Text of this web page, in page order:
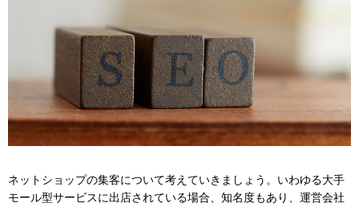
ネットショップの集客について考えていきましょう。いわゆる大手
モール型サービスに出店されている場合、知名度もあり、運営会社